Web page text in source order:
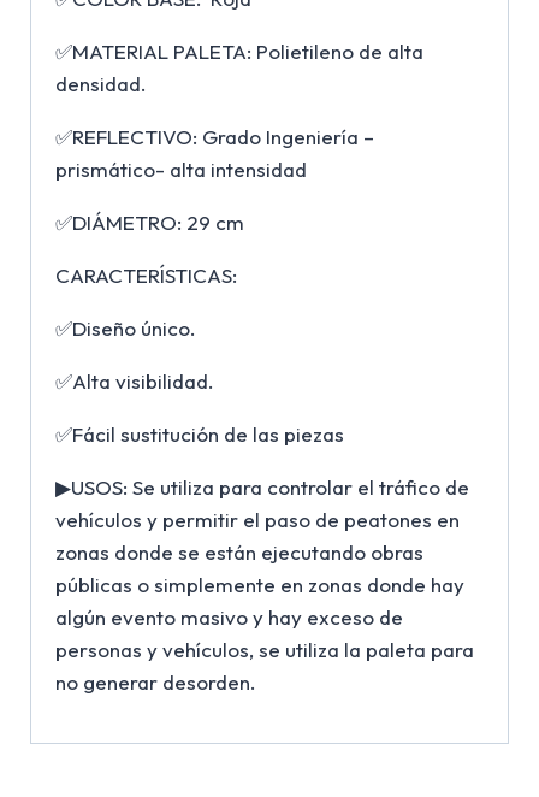
✅MATERIAL PALETA: Polietileno de alta
densidad.
✅REFLECTIVO: Grado Ingeniería –
prismático- alta intensidad
✅DIÁMETRO: 29 cm
CARACTERÍSTICAS:
✅Diseño único.
✅Alta visibilidad.
✅Fácil sustitución de las piezas
▶USOS: Se utiliza para controlar el tráfico de
vehículos y permitir el paso de peatones en
zonas donde se están ejecutando obras
públicas o simplemente en zonas donde hay
algún evento masivo y hay exceso de
personas y vehículos, se utiliza la paleta para
no generar desorden.